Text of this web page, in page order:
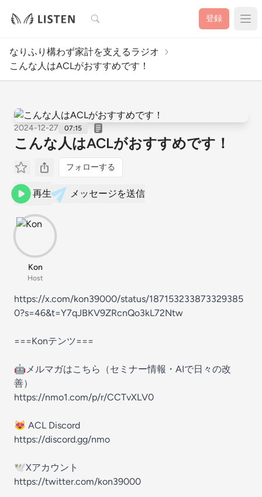
検索 登録
なりふり構わず家計を支えるラジオ
こんな人はACLがおすすめです！
2024-12-27 07:15
こんな人はACLがおすすめです！
フォローする
再生 メッセージを送信
Kon
Host
https://x.com/kon39000/status/187153233873329385
0?s=46&t=Y7qJBKV9ZRcnQo3kL72Ntw
===Konテンツ===
🤖メルマガはこちら（セミナー情報・AIで日々の改
善）
https://nmo1.com/p/r/CCTvXLV0
😻 ACL Discord
https://discord.gg/nmo
🕊Xアカウント
https://twitter.com/kon39000